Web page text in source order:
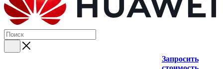
Запросить